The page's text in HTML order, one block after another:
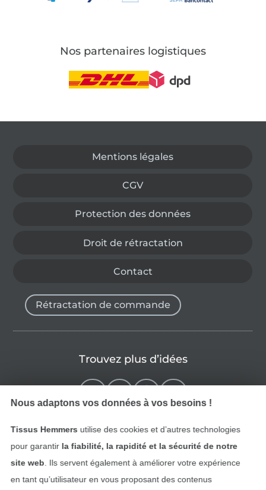
Nos partenaires logistiques
Mentions légales
CGV
Protection des données
Droit de rétractation
Contact
Rétractation de commande
Trouvez plus d’idées
Nous adaptons vos données à vos besoins !
Tissus Hemmers utilise des cookies et d’autres technologies
pour garantir la fiabilité, la rapidité et la sécurité de notre
site web . Ils servent également à améliorer votre expérience
en tant qu’utilisateur en vous proposant des contenus